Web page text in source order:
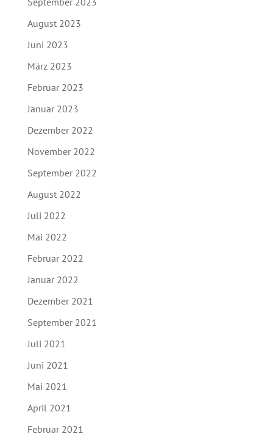
August 2023
Juni 2023
März 2023
Februar 2023
Januar 2023
Dezember 2022
November 2022
September 2022
August 2022
Juli 2022
Mai 2022
Februar 2022
Januar 2022
Dezember 2021
September 2021
Juli 2021
Juni 2021
Mai 2021
April 2021
Februar 2021